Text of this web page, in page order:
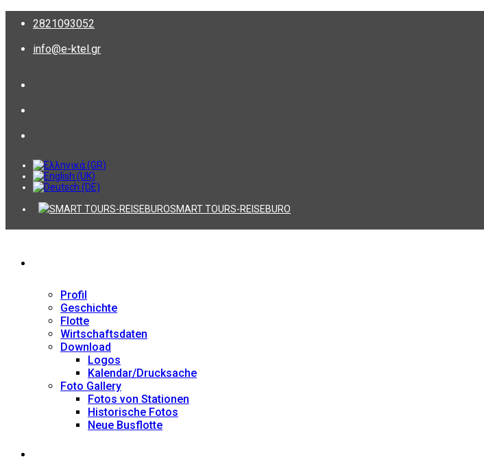
2821093052
info@e-ktel.gr
SMART TOURS-REISEBURO
Profil
Geschichte
Flotte
Wirtschaftsdaten
Download
Logos
Kalendar/Drucksache
Foto Gallery
Fotos von Stationen
Historische Fotos
Neue Busflotte